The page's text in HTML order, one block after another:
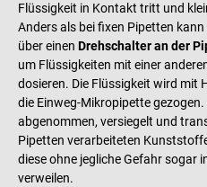
Flüssigkeit in Kontakt tritt und
Anders als bei fixen Pipetten
über einen Drehschalter an der
um Flüssigkeiten mit einer
dosieren. Die Flüssigkeit wird mit
die Einweg-Mikropipette
abgenommen, versiegelt und
Pipetten verarbeiteten
diese ohne jegliche Gefahr sogar
verweilen.